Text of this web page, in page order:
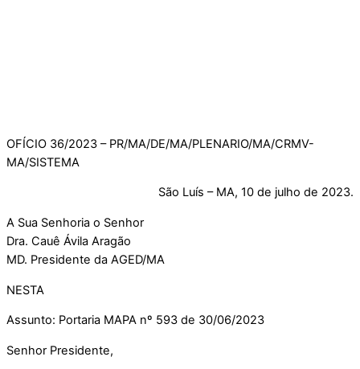
OFÍCIO 36/2023 – PR/MA/DE/MA/PLENARIO/MA/CRMV-
MA/SISTEMA
São Luís – MA, 10 de julho de 2023.
A Sua Senhoria o Senhor
Dra. Cauê Ávila Aragão
MD. Presidente da AGED/MA
NESTA
Assunto: Portaria MAPA nº 593 de 30/06/2023
Senhor Presidente,